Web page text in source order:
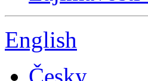
English
Česky